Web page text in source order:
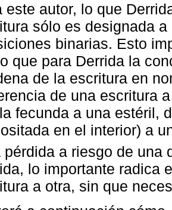
este autor, lo que
sólo es designada
binarias. Esto
que para Derrida la
de la escritura en
de una escritura
fecunda a una estéril,
en el interior) a
pérdida a riesgo de una
lo importante radica
a otra, sin que